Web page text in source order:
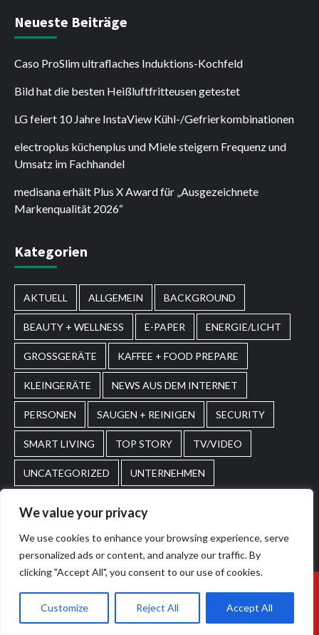
We value your privacy
We use cookies to enhance your browsing experience, serve
personalized ads or content, and analyze our traffic. By
clicking "Accept All", you consent to our use of cookies.
Customize Reject All Accept All
Neueste Beiträge
Caso ProSlim ultraflaches Induktions-Kochfeld
Bild hat die besten Heißluftfritteusen getestet
LG feiert 10 Jahre InstaView Kühl-/Gefrierkombinationen
electroplus küchenplus und Miele steigern Frequenz und
Umsatz im Fachhandel
medisana erhält Plus X Award für „Ausgezeichnete
Markenqualität 2026“
Kategorien
AKTUELL ALLGEMEIN BACKGROUND
BEAUTY + WELLNESS E-PAPER ENERGIE/LICHT
GROSSGERÄTE KAFFEE + FOOD PREPARE
KLEINGERÄTE NEWS AUS DEM INTERNET
PERSONEN SAUGEN + REINIGEN SECURITY
SMART LIVING TOP STORY TV/VIDEO
UNCATEGORIZED UNTERNEHMEN
Home Impressum AGBs
© 2026. POS Media GmbH. All rights reserved.|
CoverNewsby AF themes.